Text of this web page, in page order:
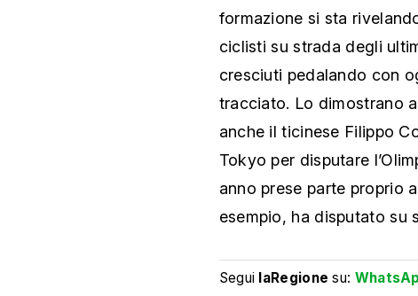
formazione si sta
ciclisti su strada degli
cresciuti pedalando con
tracciato. Lo dimostrano
anche il ticinese Filippo
Tokyo per disputare
anno prese parte proprio
esempio, ha disputato su
Segui laRegione su: